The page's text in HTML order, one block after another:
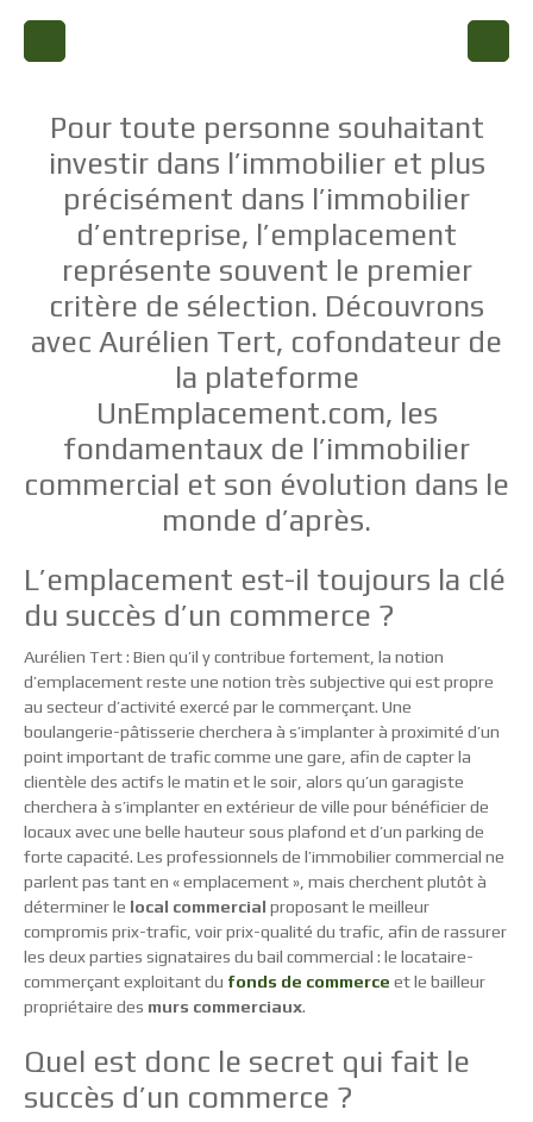
Pour toute personne souhaitant
investir dans l’immobilier et plus
précisément dans l’immobilier
d’entreprise, l’emplacement
représente souvent le premier
critère de sélection. Découvrons
avec Aurélien Tert, cofondateur de
la plateforme
UnEmplacement.com, les
fondamentaux de l’immobilier
commercial et son évolution dans le
monde d’après.
L’emplacement est-il toujours la clé
du succès d’un commerce ?
Aurélien Tert : Bien qu’il y contribue fortement, la notion
d’emplacement reste une notion très subjective qui est propre
au secteur d’activité exercé par le commerçant. Une
boulangerie-pâtisserie cherchera à s’implanter à proximité d’un
point important de trafic comme une gare, afin de capter la
clientèle des actifs le matin et le soir, alors qu’un garagiste
cherchera à s’implanter en extérieur de ville pour bénéficier de
locaux avec une belle hauteur sous plafond et d’un parking de
forte capacité. Les professionnels de l’immobilier commercial ne
parlent pas tant en « emplacement », mais cherchent plutôt à
déterminer le local commercial proposant le meilleur
compromis prix-trafic, voir prix-qualité du trafic, afin de rassurer
les deux parties signataires du bail commercial : le locataire-
commerçant exploitant du fonds de commerce et le bailleur
propriétaire des murs commerciaux.
Quel est donc le secret qui fait le
succès d’un commerce ?